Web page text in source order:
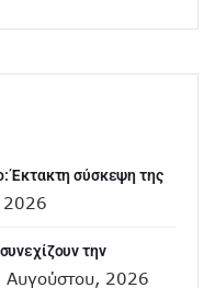
Έκτακτη σύσκεψη της
2026
την
Αυγούστου, 2026